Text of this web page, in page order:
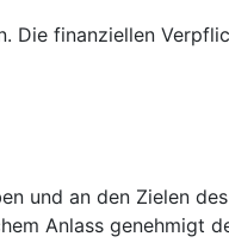
finanziellen
und an den Zielen
Anlass genehmigt